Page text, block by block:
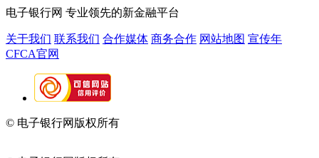
电子银行网 专业领先的新金融平台
关于我们 联系我们 合作媒体 商务合作 网站地图 宣传年
CFCA官网
© 电子银行网版权所有